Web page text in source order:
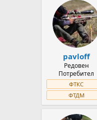
pavloff
Редовен
Потребител
ФТКС
ФТДМ